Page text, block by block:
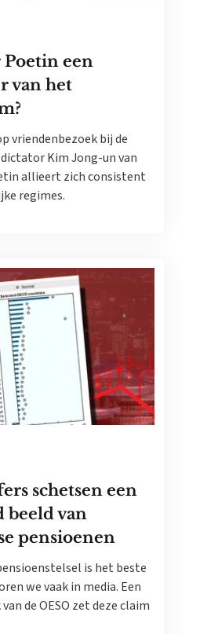
een
van het
vriendenbezoek bij de
Kim Jong-un van
allieert zich consistent
regimes.
schetsen een
beeld van
pensioenen
is het beste
we vaak in media. Een
de OESO zet deze claim